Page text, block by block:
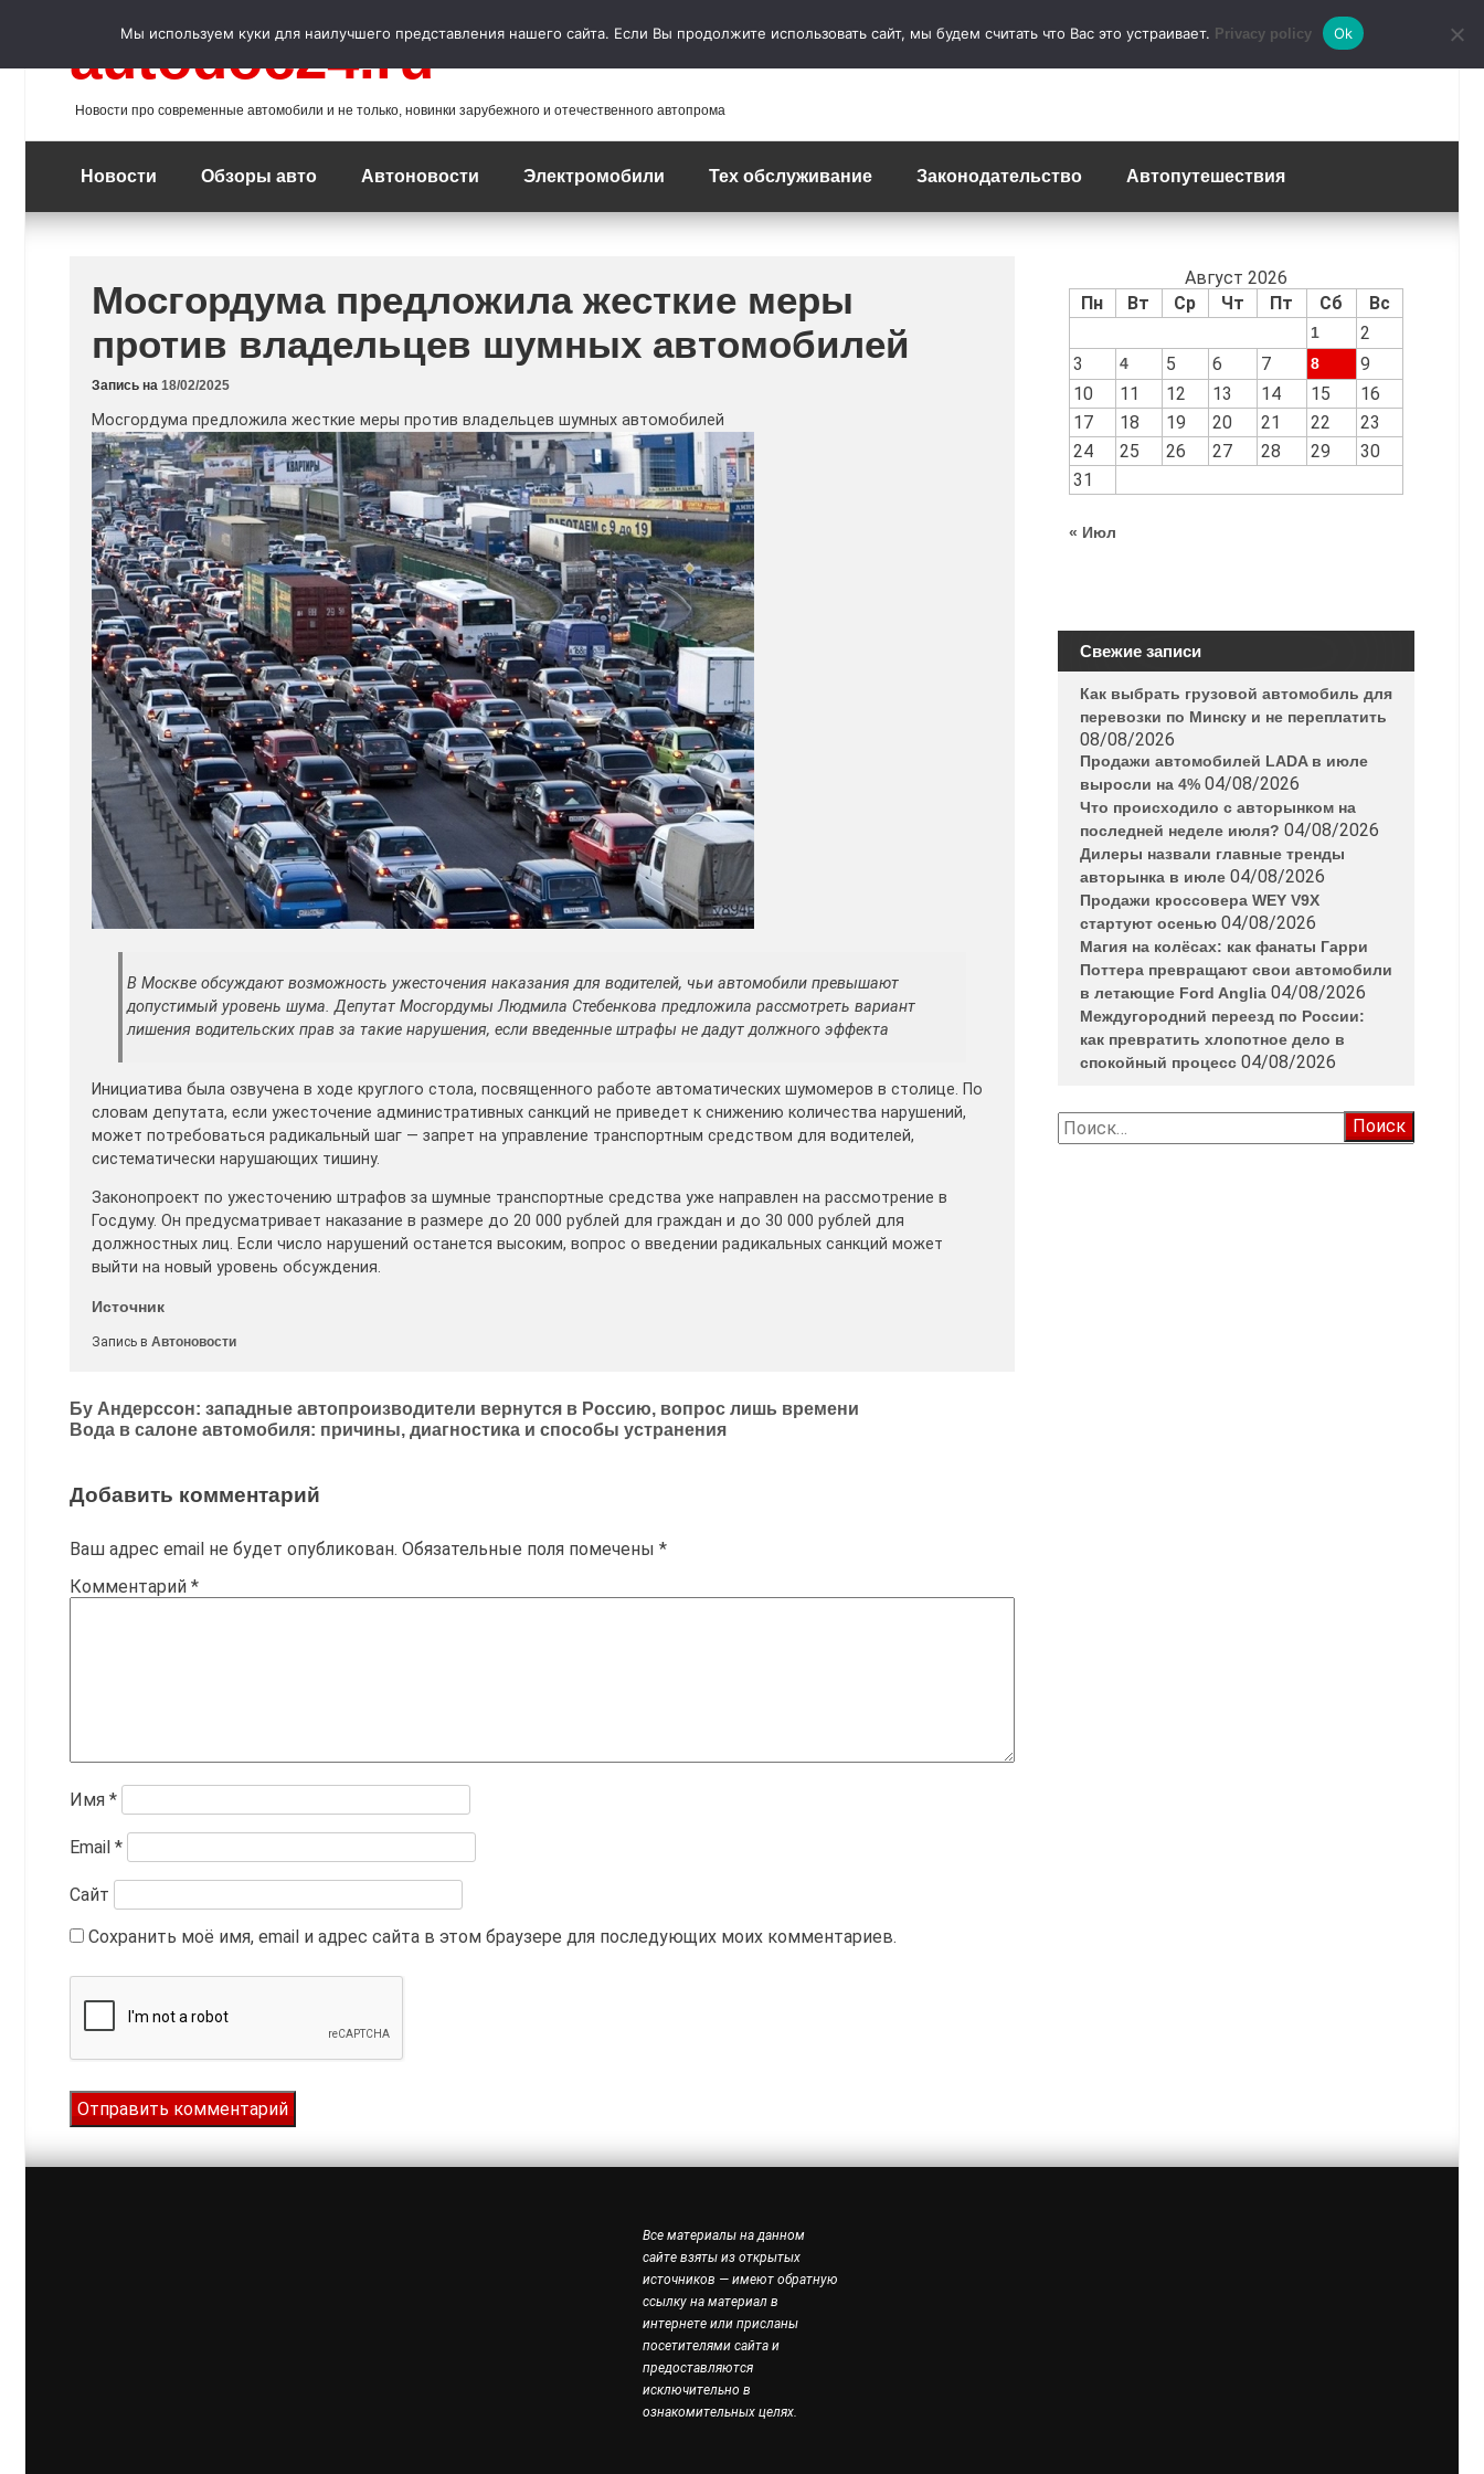
autodoc24.ru
Новости про современные автомобили и не только, новинки зарубежного и отечественного автопрома
Новости Обзоры авто Автоновости Электромобили Тех обслуживание Законодательство Автопутешествия
Мосгордума предложила жесткие меры
против владельцев шумных автомобилей
Запись на 18/02/2025
Мосгордума предложила жесткие меры против владельцев шумных автомобилей
В Москве обсуждают возможность ужесточения наказания для водителей, чьи автомобили превышают
допустимый уровень шума. Депутат Мосгордумы Людмила Стебенкова предложила рассмотреть вариант
лишения водительских прав за такие нарушения, если введенные штрафы не дадут должного эффекта
Инициатива была озвучена в ходе круглого стола, посвященного работе автоматических шумомеров в столице. По
словам депутата, если ужесточение административных санкций не приведет к снижению количества нарушений,
может потребоваться радикальный шаг — запрет на управление транспортным средством для водителей,
систематически нарушающих тишину.
Законопроект по ужесточению штрафов за шумные транспортные средства уже направлен на рассмотрение в
Госдуму. Он предусматривает наказание в размере до 20 000 рублей для граждан и до 30 000 рублей для
должностных лиц. Если число нарушений останется высоким, вопрос о введении радикальных санкций может
выйти на новый уровень обсуждения.
Источник
Запись в Автоновости
Навигация
по
Бу Андерссон: западные автопроизводители вернутся в Россию, вопрос лишь времени
Вода в салоне автомобиля: причины, диагностика и способы устранения
Добавить комментарий
Ваш адрес email не будет опубликован. Обязательные поля помечены *
Комментарий *
Имя *
Email *
Сайт
Сохранить моё имя, email и адрес сайта в этом браузере для последующих моих комментариев.
Август 2026
Пн
Вт Ср Чт Пт Сб Вс
1
2
3
4 5 6 7 8
9
10
11 12 13 14 15
16
17
18 19 20 21 22
23
24
25 26 27 28 29
30
31
« Июл
Свежие записи
Как выбрать грузовой автомобиль для
перевозки по Минску и не переплатить
08/08/2026
Продажи автомобилей LADA в июле
выросли на 4% 04/08/2026
Что происходило с авторынком на
последней неделе июля? 04/08/2026
Дилеры назвали главные тренды
авторынка в июле 04/08/2026
Продажи кроссовера WEY V9X
стартуют осенью 04/08/2026
Магия на колёсах: как фанаты Гарри
Поттера превращают свои автомобили
в летающие Ford Anglia 04/08/2026
Междугородний переезд по России:
как превратить хлопотное дело в
спокойный процесс 04/08/2026
Найти:
Все материалы на данном
сайте взяты из открытых
источников — имеют обратную
ссылку на материал в
интернете или присланы
посетителями сайта и
предоставляются
исключительно в
ознакомительных целях.
Мы используем куки для наилучшего представления нашего сайта. Если Вы продолжите использовать сайт, мы будем считать что Вас это устраивает. Privacy policy Ok